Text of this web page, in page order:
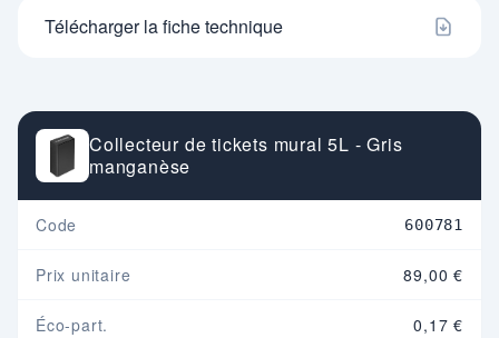
Télécharger la fiche technique
Collecteur de tickets mural 5L - Gris
manganèse
Code 600781
Prix unitaire 89,00 €
Éco-part. 0,17 €